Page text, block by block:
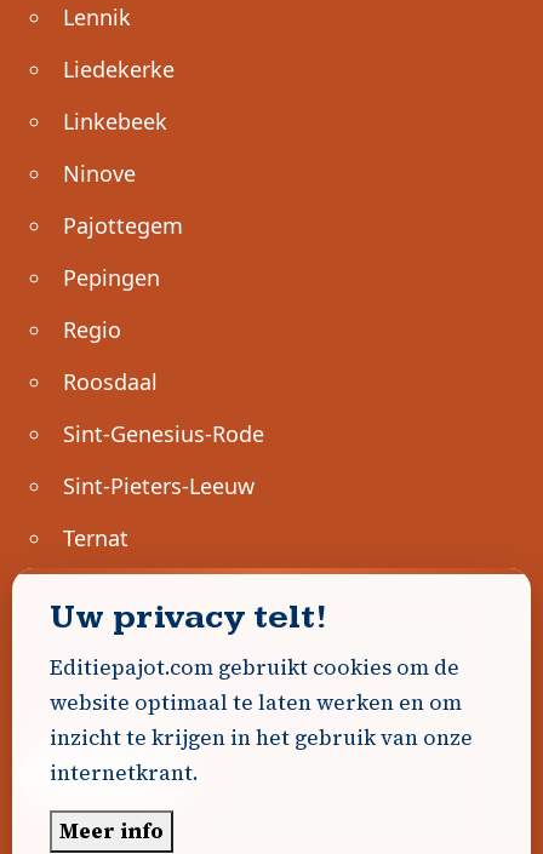
Lennik
Liedekerke
Linkebeek
Ninove
Pajottegem
Pepingen
Regio
Roosdaal
Sint-Genesius-Rode
Sint-Pieters-Leeuw
Ternat
Geen advertenties gevonden.
Uw advertentie hier? Contacteer ons!
Word Partner!
Uw privacy telt!
Editiepajot.com gebruikt cookies om de
website optimaal te laten werken en om
inzicht te krijgen in het gebruik van onze
internetkrant.
Meer info